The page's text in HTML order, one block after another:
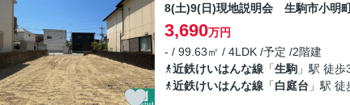
8(土)9(日)現地説明会 生駒市小明
3,690万円
- / 99.63㎡ / 4LDK /予定 /2階建
近鉄けいはんな線 「生駒 」駅 徒歩
近鉄けいはんな線 「白庭台 」駅